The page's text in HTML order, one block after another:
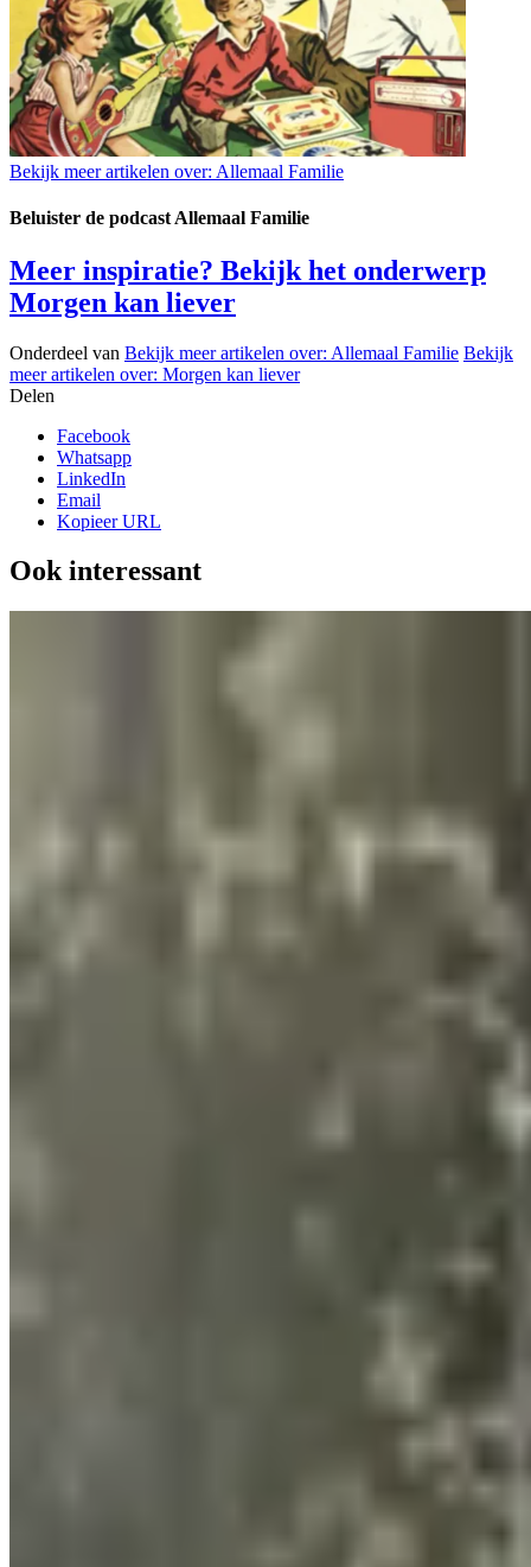
Bekijk meer artikelen over: Allemaal Familie
Beluister de podcast Allemaal Familie
Meer inspiratie? Bekijk het onderwerp
Morgen kan liever
Onderdeel van Bekijk meer artikelen over: Allemaal Familie Bekijk
meer artikelen over: Morgen kan liever
Delen
Facebook
Whatsapp
LinkedIn
Email
Kopieer URL
Ook interessant